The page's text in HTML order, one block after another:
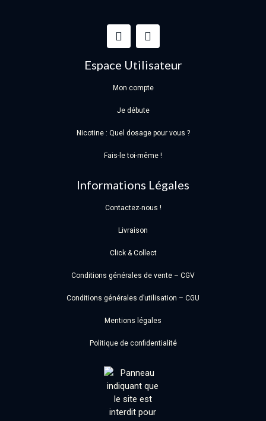
Espace Utilisateur
Mon compte
Je débute
Nicotine : Quel dosage pour vous ?
Fais-le toi-même !
Informations Légales
Contactez-nous !
Livraison
Click & Collect
Conditions générales de vente – CGV
Conditions générales d’utilisation – CGU
Mentions légales
Politique de confidentialité